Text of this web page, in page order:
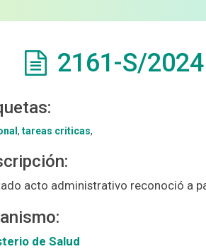
2161-S/2024
, tareas criticas,
acto administrativo reconoció a
de Salud